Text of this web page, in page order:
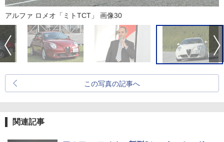
アルファ ロメオ「ミトTCT」 画像30
この写真の記事へ
関連記事